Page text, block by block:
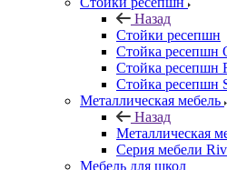
Назад
Стойки ресепшн
Стойка ресепшн
Стойка ресепшн
Стойка ресепшн
Металлическая мебель
Назад
Металлическая
Серия мебели
Мебель для школ